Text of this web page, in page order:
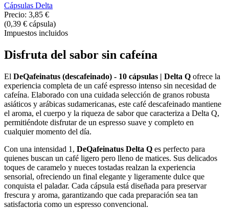
Cápsulas Delta
Precio: 3,85 €
(0,39 € cápsula)
Impuestos incluidos
Disfruta del sabor sin cafeína
El DeQafeinatus (descafeinado) - 10 cápsulas | Delta Q ofrece la
experiencia completa de un café espresso intenso sin necesidad de
cafeína. Elaborado con una cuidada selección de granos robusta
asiáticos y arábicas sudamericanas, este café descafeinado mantiene
el aroma, el cuerpo y la riqueza de sabor que caracteriza a Delta Q,
permitiéndote disfrutar de un espresso suave y completo en
cualquier momento del día.
Con una intensidad 1, DeQafeinatus Delta Q es perfecto para
quienes buscan un café ligero pero lleno de matices. Sus delicados
toques de caramelo y nueces tostadas realzan la experiencia
sensorial, ofreciendo un final elegante y ligeramente dulce que
conquista el paladar. Cada cápsula está diseñada para preservar
frescura y aroma, garantizando que cada preparación sea tan
satisfactoria como un espresso convencional.